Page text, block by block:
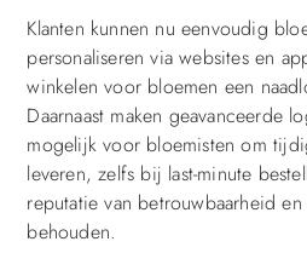
Klanten kunnen nu eenvoudig
personaliseren via websites en
winkelen voor bloemen een
Daarnaast maken geavanceerde
mogelijk voor bloemisten om
leveren, zelfs bij last-minute
reputatie van betrouwbaarheid
behouden.